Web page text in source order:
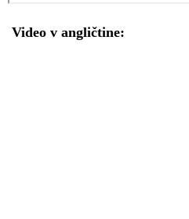
Video v angličtine: